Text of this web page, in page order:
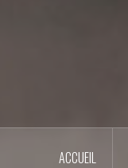
ACCUEIL